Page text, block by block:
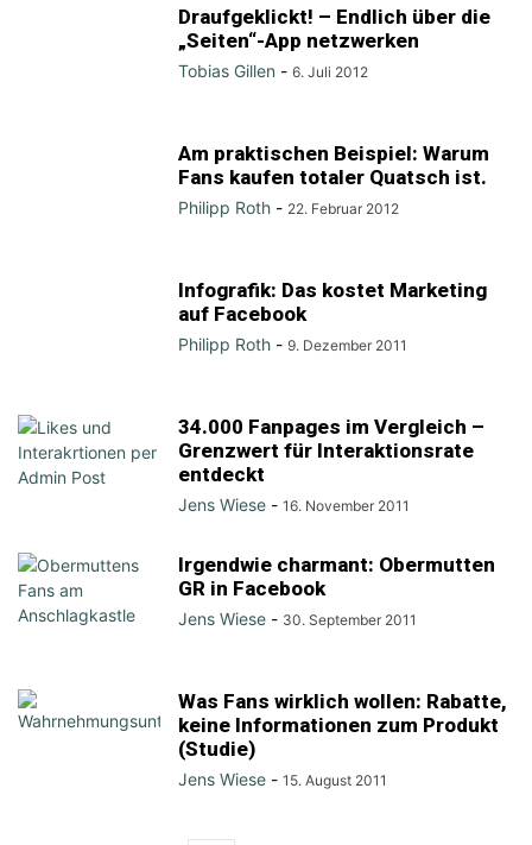
Draufgeklickt! – Endlich über die
„Seiten“-App netzwerken
Tobias Gillen - 6. Juli 2012
Am praktischen Beispiel: Warum
Fans kaufen totaler Quatsch ist.
Philipp Roth - 22. Februar 2012
Infografik: Das kostet Marketing
auf Facebook
Philipp Roth - 9. Dezember 2011
34.000 Fanpages im Vergleich –
Grenzwert für Interaktionsrate
entdeckt
Jens Wiese - 16. November 2011
Irgendwie charmant: Obermutten
GR in Facebook
Jens Wiese - 30. September 2011
Was Fans wirklich wollen: Rabatte,
keine Informationen zum Produkt
(Studie)
Jens Wiese - 15. August 2011